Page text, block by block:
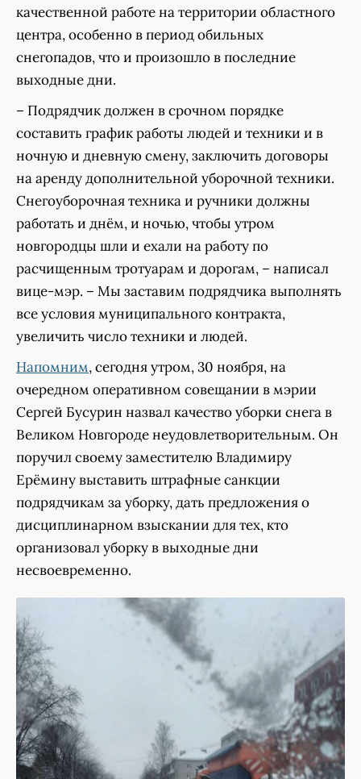
качественной работе на территории областного
центра, особенно в период обильных
снегопадов, что и произошло в последние
выходные дни.
– Подрядчик должен в срочном порядке
составить график работы людей и техники и в
ночную и дневную смену, заключить договоры
на аренду дополнительной уборочной техники.
Снегоуборочная техника и ручники должны
работать и днём, и ночью, чтобы утром
новгородцы шли и ехали на работу по
расчищенным тротуарам и дорогам, – написал
вице-мэр. – Мы заставим подрядчика выполнять
все условия муниципального контракта,
увеличить число техники и людей.
Напомним, сегодня утром, 30 ноября, на
очередном оперативном совещании в мэрии
Сергей Бусурин назвал качество уборки снега в
Великом Новгороде неудовлетворительным. Он
поручил своему заместителю Владимиру
Ерёмину выставить штрафные санкции
подрядчикам за уборку, дать предложения о
дисциплинарном взыскании для тех, кто
организовал уборку в выходные дни
несвоевременно.